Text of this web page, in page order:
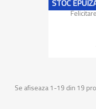
STOC
Se afiseaza 1-19 din 19